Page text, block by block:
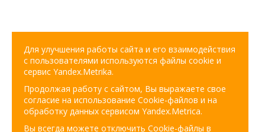
Для улучшения работы сайта и его взаимодействия
с пользователями используются файлы cookie и
сервис Yandex.Metrika.
Продолжая работу с сайтом, Вы выражаете свое
согласие на использование Cookie-файлов и на
обработку данных сервисом Yandex.Metrica.
Вы всегда можете отключить Cookie-файлы в